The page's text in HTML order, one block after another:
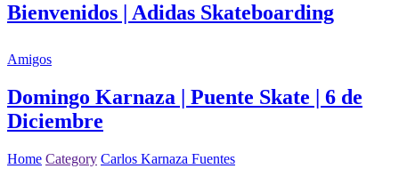
Bienvenidos | Adidas Skateboarding
Amigos
Domingo Karnaza | Puente Skate | 6 de
Diciembre
Home Category Carlos Karnaza Fuentes